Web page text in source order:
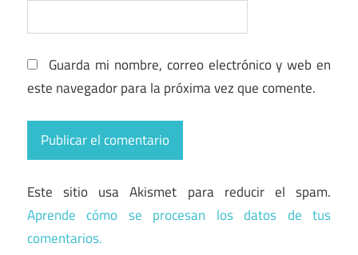
Guarda mi nombre, correo electrónico y web en
este navegador para la próxima vez que comente.
Este sitio usa Akismet para reducir el spam.
Aprende cómo se procesan los datos de tus
comentarios.